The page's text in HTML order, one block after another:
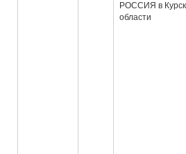
РОССИЯ в
области